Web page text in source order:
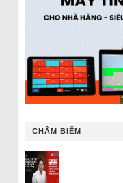
CHÂM BIẾM